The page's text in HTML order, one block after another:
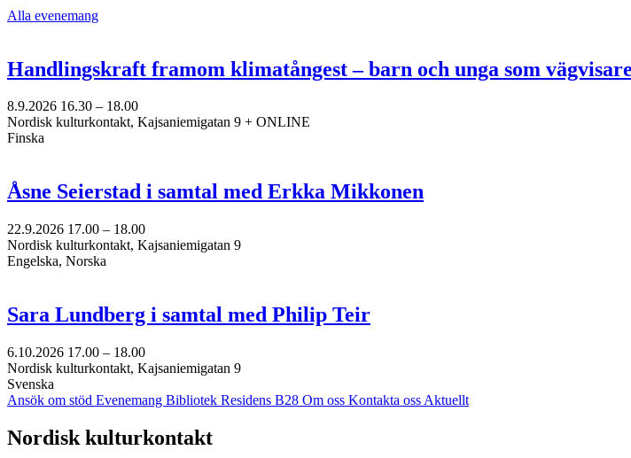
Alla evenemang
Handlingskraft framom klimatångest – barn och unga som vägvisare
8.9.2026 16.30 – 18.00
Nordisk kulturkontakt, Kajsaniemigatan 9 + ONLINE
Finska
Åsne Seierstad i samtal med Erkka Mikkonen
22.9.2026 17.00 – 18.00
Nordisk kulturkontakt, Kajsaniemigatan 9
Engelska, Norska
Sara Lundberg i samtal med Philip Teir
6.10.2026 17.00 – 18.00
Nordisk kulturkontakt, Kajsaniemigatan 9
Svenska
Ansök om stöd Evenemang Bibliotek Residens B28 Om oss Kontakta oss Aktuellt
Facebook:
Öppnas
Instagram:
Öppnas
TikTok:
Öppnas
Youtube:
Öppnas
Vimeo:
Öppnas
Nordisk kulturkontakt